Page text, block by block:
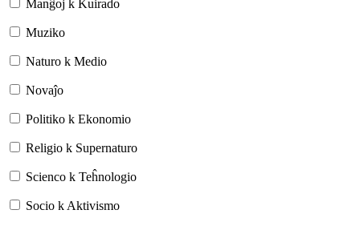
Manĝoj k Kuirado
Muziko
Naturo k Medio
Novaĵo
Politiko k Ekonomio
Religio k Supernaturo
Scienco k Teĥnologio
Socio k Aktivismo